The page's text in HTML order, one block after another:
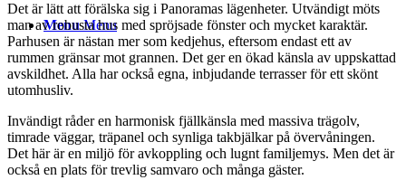
Menu Menu
Det är lätt att förälska sig i Panoramas lägenheter. Utvändigt möts
man av robusta hus med spröjsade fönster och mycket karaktär.
Parhusen är nästan mer som kedjehus, eftersom endast ett av
rummen gränsar mot grannen. Det ger en ökad känsla av uppskattad
avskildhet. Alla har också egna, inbjudande terrasser för ett skönt
utomhusliv.
Invändigt råder en harmonisk fjällkänsla med massiva trägolv,
timrade väggar, träpanel och synliga takbjälkar på övervåningen.
Det här är en miljö för avkoppling och lugnt familjemys. Men det är
också en plats för trevlig samvaro och många gäster.